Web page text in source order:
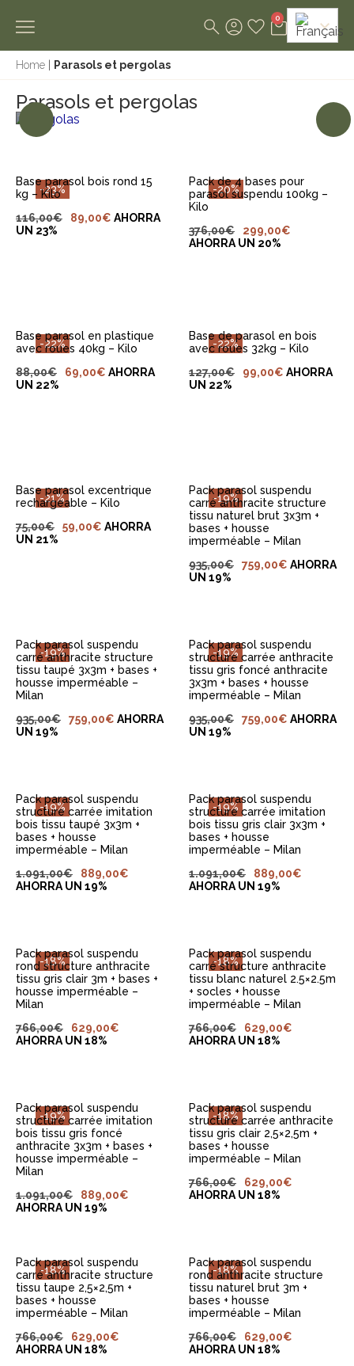
0
Home Parasols et pergolas
Parasols et pergolas
-23%
AJOUTER AU
PANIER
Base parasol bois rond 15
kg – Kilo
116,00€ 89,00€ AHORRA
UN 23%
-20%
Pack de 4 bases pour
parasol suspendu 100kg –
Kilo
376,00€ 299,00€
AHORRA UN 20%
-22%
Base parasol en plastique
avec roues 40kg – Kilo
88,00€ 69,00€ AHORRA
UN 22%
-22%
AJOUTER AU
Base de parasol en bois
avec roues 32kg – Kilo
127,00€ 99,00€ AHORRA
UN 22%
-21%
Base parasol excentrique
rechargeable – Kilo
75,00€ 59,00€ AHORRA
UN 21%
-19%
Pack parasol suspendu
carré anthracite structure
tissu naturel brut 3x3m +
bases + housse
imperméable – Milan
935,00€ 759,00€ AHORRA
UN 19%
-19%
Pack parasol suspendu
carré anthracite structure
tissu taupé 3x3m + bases +
housse imperméable –
Milan
935,00€ 759,00€ AHORRA
UN 19%
-19%
AJOUTER AU
PANIER
Pack parasol suspendu
structure carrée anthracite
tissu gris foncé anthracite
3x3m + bases + housse
imperméable – Milan
935,00€ 759,00€ AHORRA
UN 19%
-19%
AJOUTER AU
PANIER
Pack parasol suspendu
structure carrée imitation
bois tissu taupé 3x3m +
bases + housse
imperméable – Milan
1.091,00€ 889,00€
AHORRA UN 19%
-19%
AJOUTER AU
PANIER
Pack parasol suspendu
structure carrée imitation
bois tissu gris clair 3x3m +
bases + housse
imperméable – Milan
1.091,00€ 889,00€
AHORRA UN 19%
-18%
AJOUTER AU
PANIER
Pack parasol suspendu
rond structure anthracite
tissu gris clair 3m + bases +
housse imperméable –
Milan
766,00€ 629,00€
AHORRA UN 18%
-18%
AJOUTER AU
PANIER
Pack parasol suspendu
carré structure anthracite
tissu blanc naturel 2.5×2.5m
+ socles + housse
imperméable – Milan
766,00€ 629,00€
AHORRA UN 18%
-19%
AJOUTER AU
PANIER
Pack parasol suspendu
structure carrée imitation
bois tissu gris foncé
anthracite 3x3m + bases +
housse imperméable –
Milan
1.091,00€ 889,00€
AHORRA UN 19%
-18%
AJOUTER AU
PANIER
Pack parasol suspendu
structure carrée anthracite
tissu gris clair 2,5×2,5m +
bases + housse
imperméable – Milan
766,00€ 629,00€
AHORRA UN 18%
-18%
PANIER
Pack parasol suspendu
carré anthracite structure
tissu taupe 2,5×2,5m +
bases + housse
imperméable – Milan
766,00€ 629,00€
AHORRA UN 18%
-18%
AJOUTER AU
PANIER
Pack parasol suspendu
rond anthracite structure
tissu naturel brut 3m +
bases + housse
imperméable – Milan
766,00€ 629,00€
AHORRA UN 18%